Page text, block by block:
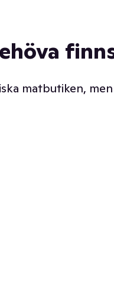
matbutiken,